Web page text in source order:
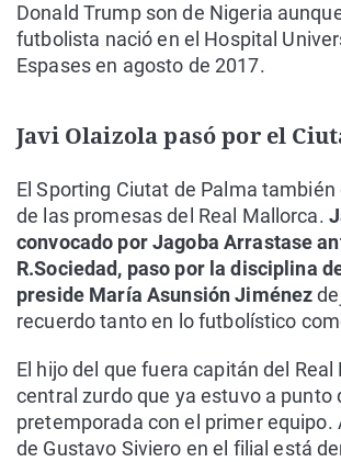
Donald Trump son de Nigeria
futbolista nació en el Hospital
Espases en agosto de 2017.
Javi Olaizola pasó por el
El Sporting Ciutat de Palma
de las promesas del Real Mallorca.
convocado por Jagoba Arrastase
R.Sociedad, paso por la disciplina
preside María Asunsión Jiménez
recuerdo tanto en lo futbolístico
El hijo del que fuera capitán del Real
central zurdo que ya estuvo a punto
pretemporada con el primer equipo.
de Gustavo Siviero en el filial está